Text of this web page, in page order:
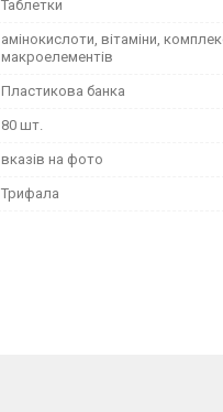
Таблетки
амінокислоти, вітаміни,
макроелементів
Пластикова банка
80 шт.
вказів на фото
Трифала